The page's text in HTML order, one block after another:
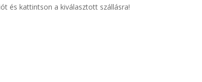
és kattintson a kiválasztott szállásra!